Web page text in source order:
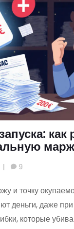
как
| 9
и точку
деньги, даже
которые